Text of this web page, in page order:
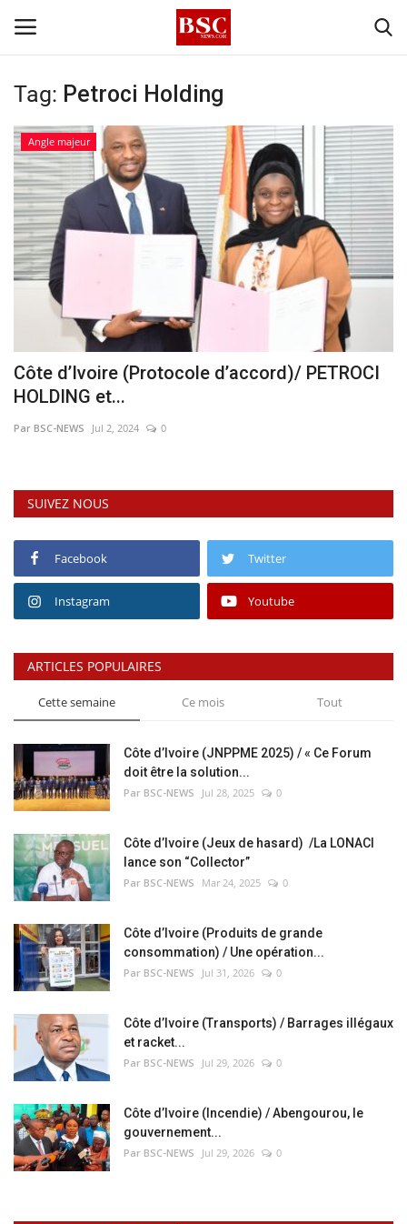
Accueil
Contact
A propos
Signature
Témoignage
Business
Culture
Sublimes cerveaux
Sport
Autr'Actu
Tag: Petroci Holding
Angle majeur
Côte d’Ivoire (Protocole d’accord)/ PETROCI
HOLDING et...
Par BSC-NEWS Jul 2, 2024 0
SUIVEZ NOUS
Facebook Twitter
Instagram Youtube
ARTICLES POPULAIRES
Cette semaine Ce mois Tout
Côte d’Ivoire (JNPPME 2025) / « Ce Forum
doit être la solution...
Par BSC-NEWS Jul 28, 2025 0
Côte d’Ivoire (Jeux de hasard) /La LONACI
lance son “Collector”
Par BSC-NEWS Mar 24, 2025 0
Côte d’Ivoire (Produits de grande
consommation) / Une opération...
Par BSC-NEWS Jul 31, 2026 0
Côte d’Ivoire (Transports) / Barrages illégaux
et racket...
Par BSC-NEWS Jul 29, 2026 0
Côte d’Ivoire (Incendie) / Abengourou, le
gouvernement...
Par BSC-NEWS Jul 29, 2026 0